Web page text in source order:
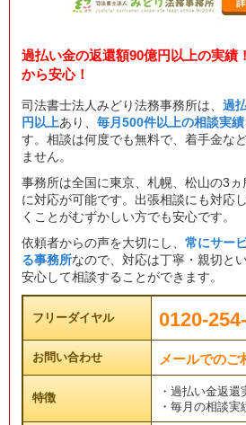
過払い金の返還額90億円以上の実績
から安心！
司法書士法人みどり法務事務所は、 過
円以上あり、 毎月500件以上の相談実績
す。相談は何度でも無料で、着手金な
ません。
事務所は全国に東京、札幌、松山の3
に対応が可能です。出張相談にも対応
くことがむずかしい方でも安心です。
依頼者からの声を大切にし、 常にサー
る事務所なので、対応は丁寧・親切と
安心して相談することができます。
フリーダイヤル 0120-
お問い合わせ メールでのご
特徴
・過払い金返
・毎月の相談実